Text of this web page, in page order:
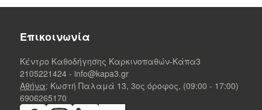
Επικοινωνία
Κέντρο Καθοδήγησης Καρκινοπαθών-Κάπα3
2105221424 - info@kapa3.gr
Αθήνα: Κωστή Παλαμά 13, 3ος όροφος, (09:00 - 17:00)
6906265170